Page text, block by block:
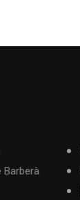
Barberà